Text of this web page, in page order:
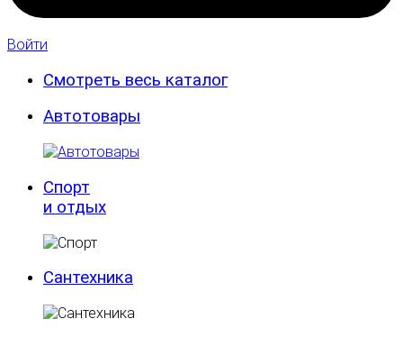
Войти
Смотреть весь каталог
Автотовары
Спорт
и отдых
Сантехника